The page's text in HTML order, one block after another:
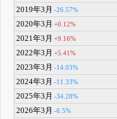
2019年3月 -26.57%
2020年3月 +0.12%
2021年3月 +9.16%
2022年3月 +5.41%
2023年3月 -14.03%
2024年3月 -11.33%
2025年3月 -34.28%
2026年3月 -6.5%